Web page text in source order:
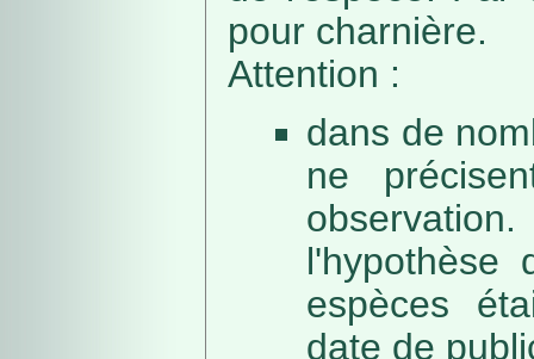
pour charnière.
Attention :
dans de
ne
l'hypothèse
espèces
date de